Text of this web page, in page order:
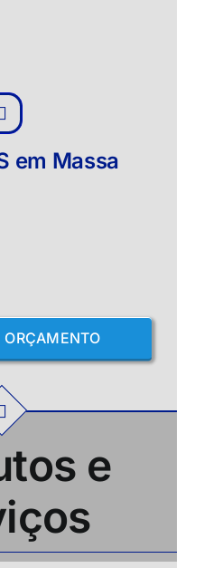
em Massa
ORÇAMENTO
e